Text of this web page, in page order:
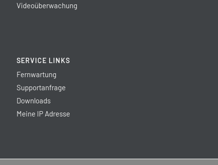
Videoüberwachung
SERVICE LINKS
Fernwartung
Supportanfrage
Downloads
Meine IP Adresse